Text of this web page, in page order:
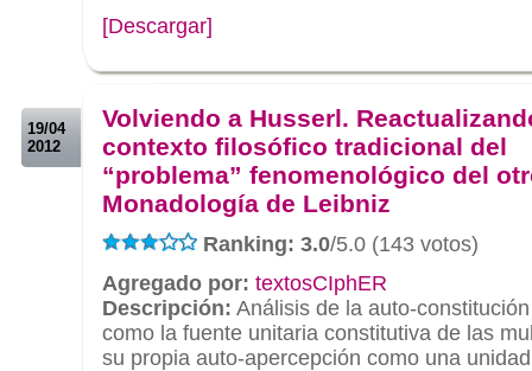
[Descargar]
19/04
2012
Volviendo a Husserl.
contexto filosófico tradicional del
“problema” fenomenológico del
Monadología de Leibniz
Ranking: 3.0/5.0 (143 votos)
Agregado por: textosCIphER
Descripción: Análisis de la auto-
como la fuente unitaria constitutiva de las
su propia auto-apercepción como una